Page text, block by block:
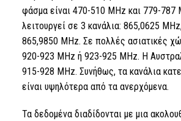
φάσμα είναι 470-510 MHz και 779-787
λειτουργεί σε 3 κανάλια: 865,0625
865,9850 MHz. Σε πολλές ασιατικές
920-923 MHz ή 923-925 MHz. Η
915-928 MHz. Συνήθως, τα κανάλια
είναι υψηλότερα από τα ανερχόμενα.
Τα δεδομένα διαδίδονται με μια